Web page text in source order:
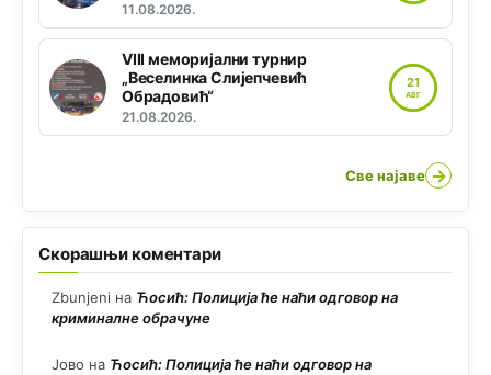
11.08.2026.
VIII меморијални турнир
„Веселинка Слијепчевић
Обрадовић“
21.08.2026.
21
АВГ
Све најаве →
Скорашњи коментари
Zbunjeni на Ћосић: Полиција ће наћи одговор на
криминалне обрачуне
Јово на Ћосић: Полиција ће наћи одговор на